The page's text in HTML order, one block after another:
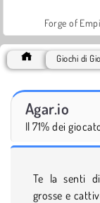
Forge of
Giochi di
Agar.io
Il 71% dei
Te la senti
grosse e